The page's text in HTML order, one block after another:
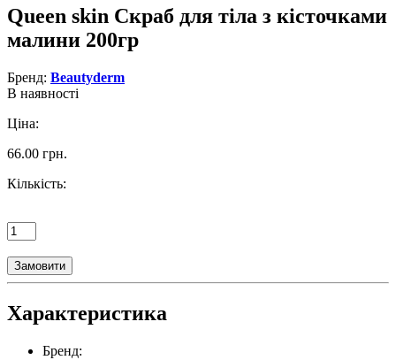
Queen skin Скраб для тіла з кісточками
малини 200гр
Бренд: Beautyderm
В наявності
Ціна:
66.00 грн.
Кількість:
Замовити
Характеристика
Бренд: